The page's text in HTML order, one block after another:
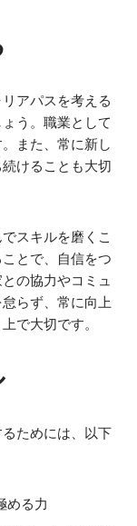
アパスを考える
う。職業として
また、常に新し
けることも大切
スキルを磨くこ
とで、自信をつ
の協力やコミュ
らず、常に向上
で大切です。
ためには、以下
める力